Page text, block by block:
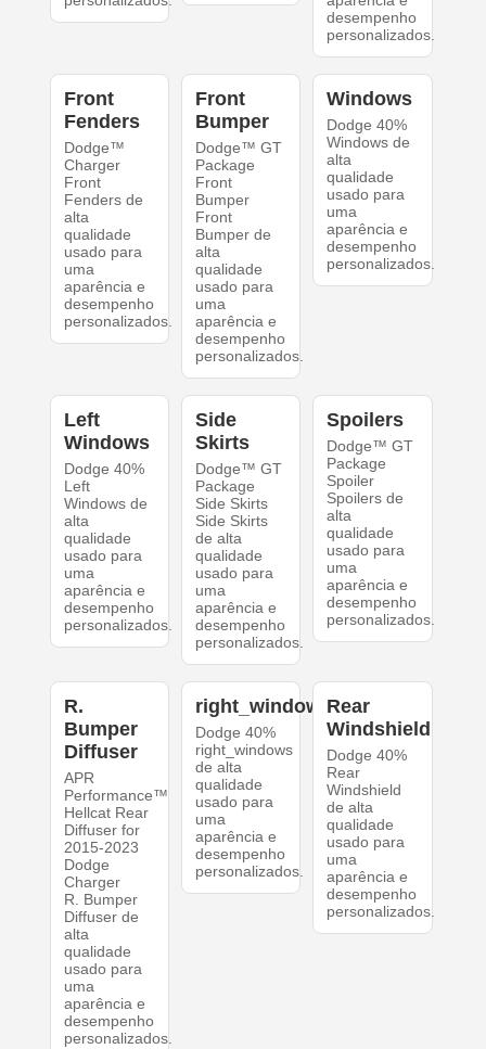
desempenho
personalizados.
Front
Fenders
Dodge™
Charger
Front
Fenders de
alta
qualidade
usado para
uma
aparência e
desempenho
personalizados.
Front
Bumper
Dodge™ GT
Package
Front
Bumper
Front
Bumper de
alta
qualidade
usado para
uma
aparência e
desempenho
personalizados.
Windows
Dodge 40%
Windows de
alta
qualidade
usado para
uma
aparência e
desempenho
personalizados.
Left
Windows
Dodge 40%
Left
Windows de
alta
qualidade
usado para
uma
aparência e
desempenho
personalizados.
Side
Skirts
Dodge™ GT
Package
Side Skirts
Side Skirts
de alta
qualidade
usado para
uma
aparência e
desempenho
personalizados.
Spoilers
Dodge™ GT
Package
Spoiler
Spoilers de
alta
qualidade
usado para
uma
aparência e
desempenho
personalizados.
R.
Bumper
Diffuser
APR
Performance™
Hellcat Rear
Diffuser for
2015-2023
Dodge
Charger
R. Bumper
Diffuser de
alta
qualidade
usado para
uma
aparência e
desempenho
personalizados.
right_windows
Dodge 40%
right_windows
de alta
qualidade
usado para
uma
aparência e
desempenho
personalizados.
Rear
Windshield
Dodge 40%
Rear
Windshield
de alta
qualidade
usado para
uma
aparência e
desempenho
personalizados.